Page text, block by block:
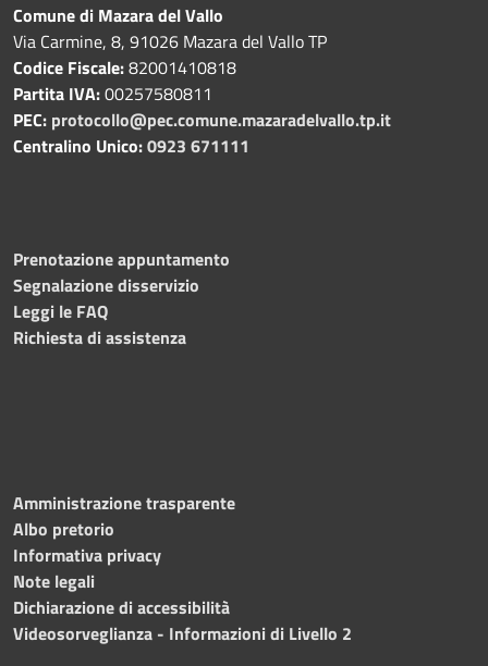
Comune di Mazara del Vallo
Via Carmine, 8, 91026 Mazara del Vallo TP
Codice Fiscale:82001410818
Partita IVA:00257580811
PEC: protocollo@pec.comune.mazaradelvallo.tp.it
Centralino Unico:0923 671111
Prenotazione appuntamento
Segnalazione disservizio
Leggi le FAQ
Richiesta di assistenza
Amministrazione trasparente
Albo pretorio
Informativa privacy
Note legali
Dichiarazione di accessibilità
Videosorveglianza - Informazioni di Livello 2